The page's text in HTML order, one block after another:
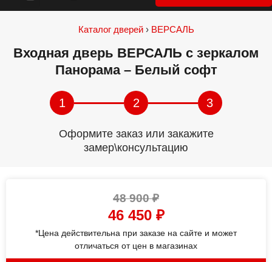
Каталог дверей› ВЕРСАЛЬ
Входная дверь ВЕРСАЛЬ с зеркалом
Панорама – Белый софт
1 2 3
Оформите заказ или закажите
замер\консультацию
48 900₽
46 450 ₽
*Цена действительна при заказе на сайте и может
отличаться от цен в магазинах